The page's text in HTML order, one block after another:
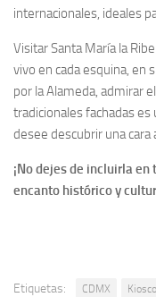
internacionales, ideales
Visitar Santa María la
vivo en cada esquina, en
por la Alameda, admirar
tradicionales fachadas es
desee descubrir una cara
¡No dejes de incluirla
encanto histórico y
Etiquetas: CDMX